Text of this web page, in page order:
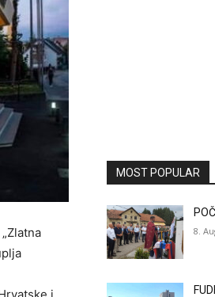
MOST POPULAR
8.